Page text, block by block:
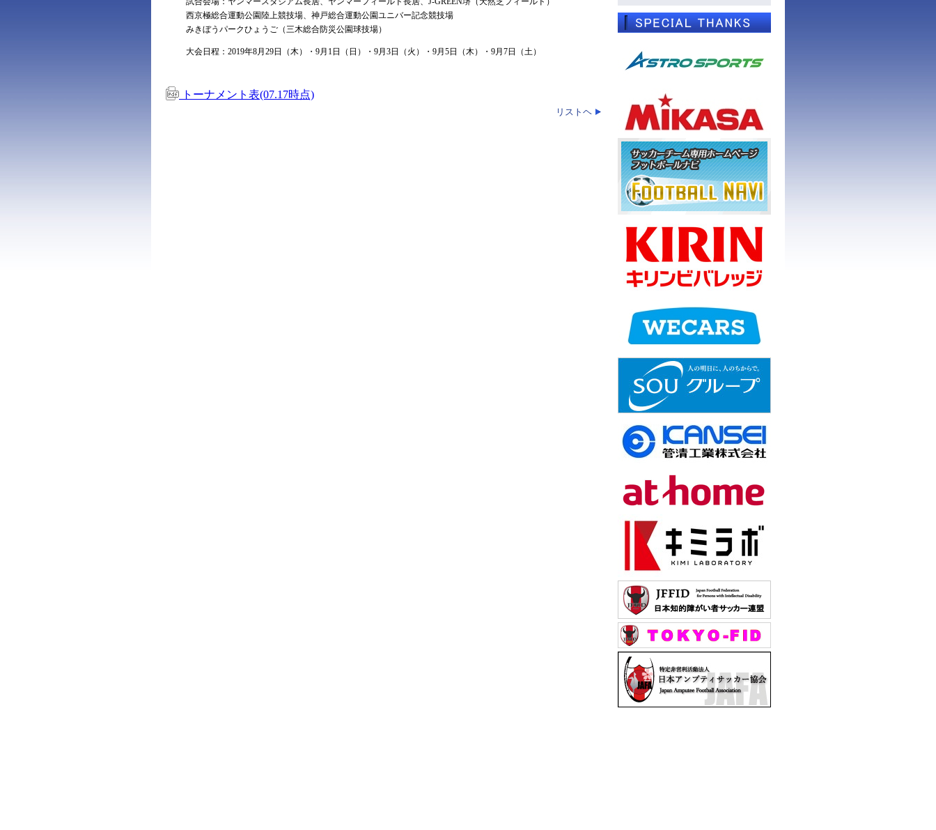
西京極総合運動公園陸上競技場、神戸総合運動公園ユニバー記念競技場
みきぼうパークひょうご（三木総合防災公園球技場）
大会日程：2019年8月29日（木）・9月1日（日）・9月3日（火）・9月5日（木）・9月7日（土）
トーナメント表(07.17時点)
リストヘ